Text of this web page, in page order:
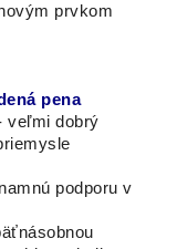
prvkom
pena
veľmi dobrý
podporu v